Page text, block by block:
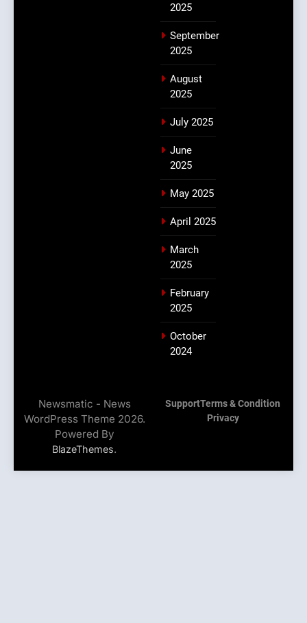
2025
September
2025
August
2025
July 2025
June
2025
May 2025
April 2025
March
2025
February
2025
October
2024
Newsmatic - News
WordPress Theme 2026.
Powered By
BlazeThemes.
SupportTerms & Condition
Privacy